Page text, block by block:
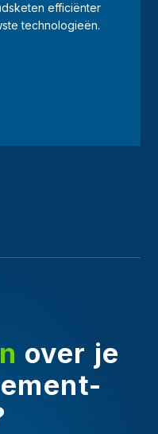
efficiënter
technologieën.
over je